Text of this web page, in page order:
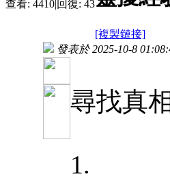
查看: 4410|回復: 43
[複製鏈接]
發表於 2025-10-8
尋找真
1.